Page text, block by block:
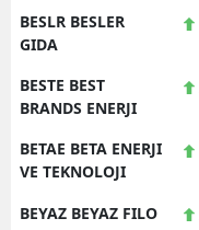
BESLR BESLER
GIDA
BESTE BEST
BRANDS ENERJI
BETAE BETA ENERJI
VE TEKNOLOJI
BEYAZ BEYAZ FILO